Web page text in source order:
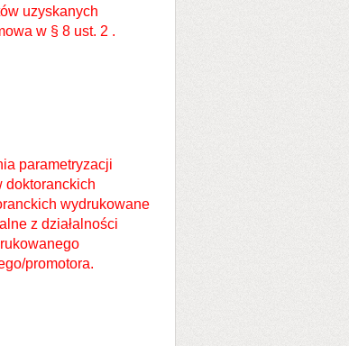
uzyskanych
w § 8 ust. 2 .
parametryzacji
doktoranckich
wydrukowane
z działalności
promotora.